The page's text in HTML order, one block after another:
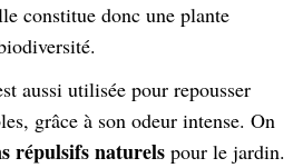
constitue donc une plante
aussi utilisée pour repousser
grâce à son odeur intense. On
répulsifs naturels pour le jardin.